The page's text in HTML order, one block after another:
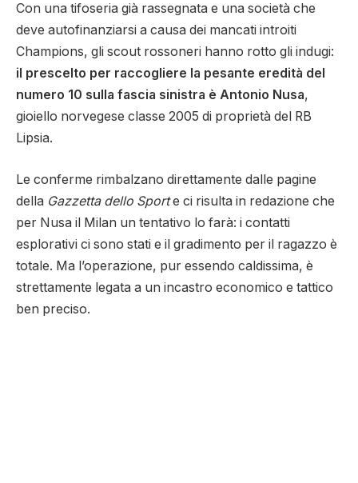
Con una tifoseria già rassegnata e una società che
deve autofinanziarsi a causa dei mancati introiti
Champions, gli scout rossoneri hanno rotto gli indugi:
il prescelto per raccogliere la pesante eredità del
numero 10 sulla fascia sinistra è Antonio Nusa,
gioiello norvegese classe 2005 di proprietà del RB
Lipsia.
Le conferme rimbalzano direttamente dalle pagine
della Gazzetta dello Sporte ci risulta in redazione che
per Nusa il Milan un tentativo lo farà: i contatti
esplorativi ci sono stati e il gradimento per il ragazzo è
totale. Ma l’operazione, pur essendo caldissima, è
strettamente legata a un incastro economico e tattico
ben preciso.